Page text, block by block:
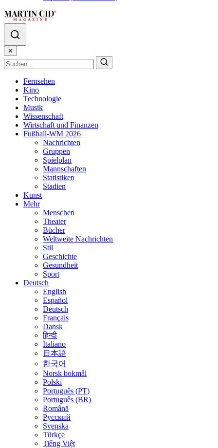
✕
Fernsehen
Kino
Technologie
Musik
Wissenschaft
Wirtschaft und Finanzen
Fußball-WM 2026
Nachrichten
Gruppen
Spielplan
Mannschaften
Statistiken
Stadien
Kunst
Mehr
Menschen
Theater
Bücher
Weltweite Nachrichten
Stil
Geschichte
Gesundheit
Sport
Deutsch
English
Español
Deutsch
Français
Dansk
हिन्दी
Italiano
日本語
한국어
Norsk bokmål
Polski
Português (PT)
Português (BR)
Română
Русский
Svenska
Türkçe
Tiếng Việt